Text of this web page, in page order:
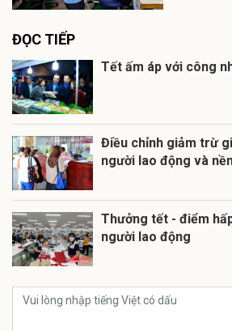
ĐỌC TIẾP
Tết ấm áp với công
Điều chỉnh giảm trừ
người lao động và
Thưởng tết - điểm
người lao động